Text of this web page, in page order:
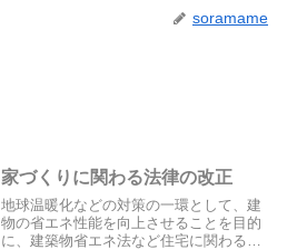
soramame
家づくりに関わる法律の改正
地球温暖化などの対策の一環として、建
物の省エネ性能を向上させることを目的
に、建築物省エネ法など住宅に関わる法